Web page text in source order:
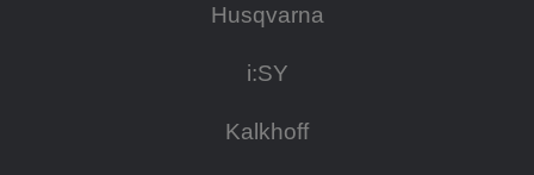
Husqvarna
i:SY
Kalkhoff